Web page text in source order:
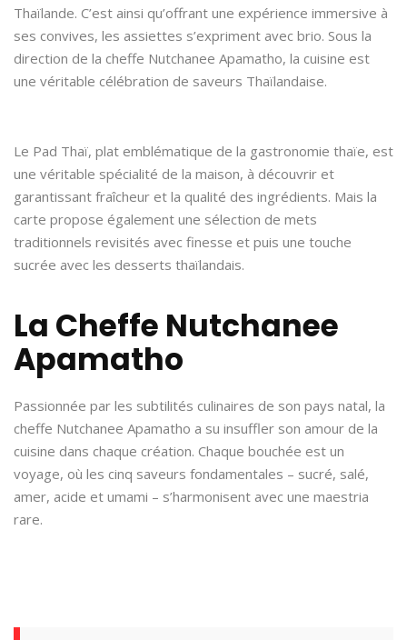
Thaïlande. C’est ainsi qu’offrant une expérience immersive à
ses convives, les assiettes s’expriment avec brio. Sous la
direction de la cheffe Nutchanee Apamatho, la cuisine est
une véritable célébration de saveurs Thaïlandaise.
Le Pad Thaï, plat emblématique de la gastronomie thaïe, est
une véritable spécialité de la maison, à découvrir et
garantissant fraîcheur et la qualité des ingrédients. Mais la
carte propose également une sélection de mets
traditionnels revisités avec finesse et puis une touche
sucrée avec les desserts thaïlandais.
La Cheffe Nutchanee
Apamatho
Passionnée par les subtilités culinaires de son pays natal, la
cheffe Nutchanee Apamatho a su insuffler son amour de la
cuisine dans chaque création. Chaque bouchée est un
voyage, où les cinq saveurs fondamentales – sucré, salé,
amer, acide et umami – s’harmonisent avec une maestria
rare.